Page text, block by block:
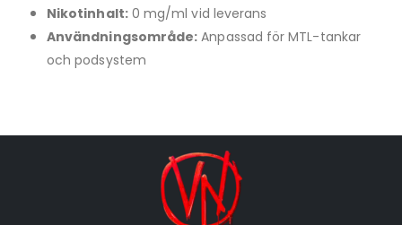
Nikotinhalt:0 mg/ml vid leverans
Användningsområde: Anpassad för MTL-tankar
och podsystem